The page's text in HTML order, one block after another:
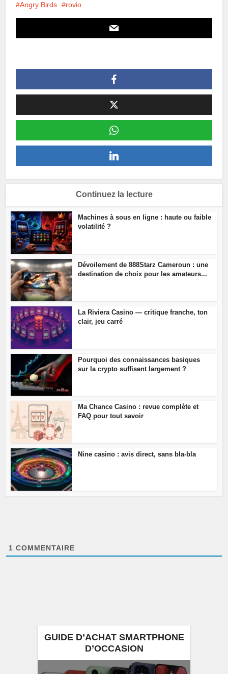
Angry Birds rovio
Continuez la lecture
Machines à sous en ligne : haute ou faible
volatilité ?
Dévoilement de 888Starz Cameroun : une
destination de choix pour les amateurs...
La Riviera Casino — critique franche, ton
clair, jeu carré
Pourquoi des connaissances basiques
sur la crypto suffisent largement ?
Ma Chance Casino : revue complète et
FAQ pour tout savoir
Nine casino : avis direct, sans bla-bla
1 COMMENTAIRE
GUIDE D’ACHAT SMARTPHONE
D’OCCASION